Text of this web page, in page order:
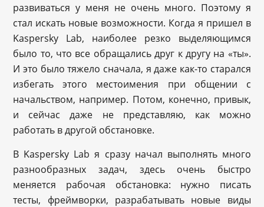
развиваться у меня не очень много. Поэтому я
стал искать новые возможности. Когда я пришел в
Kaspersky Lab, наиболее резко выделяющимся
было то, что все обращались друг к другу на «ты».
И это было тяжело сначала, я даже как-то старался
избегать этого местоимения при общении с
начальством, например. Потом, конечно, привык,
и сейчас даже не представляю, как можно
работать в другой обстановке.
В Kaspersky Lab я сразу начал выполнять много
разнообразных задач, здесь очень быстро
меняется рабочая обстановка: нужно писать
тесты, фреймворки, разрабатывать новые виды